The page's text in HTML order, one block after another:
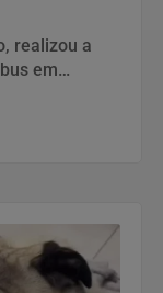
realizou a
em